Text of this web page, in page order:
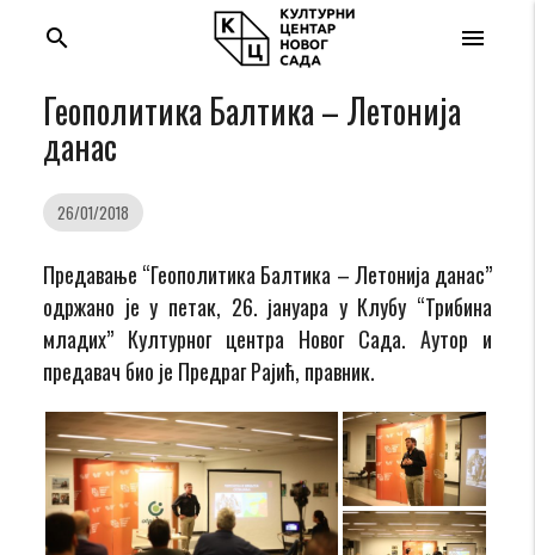
menu
search
Геополитика Балтика – Летонија
данас
26/01/2018
Предавање “Геополитика Балтика – Летонија данас”
одржано je у петак, 26. јануара у Клубу “Трибина
младих” Културног центра Новог Сада. Аутор и
предавач био је Предраг Рајић, правник.